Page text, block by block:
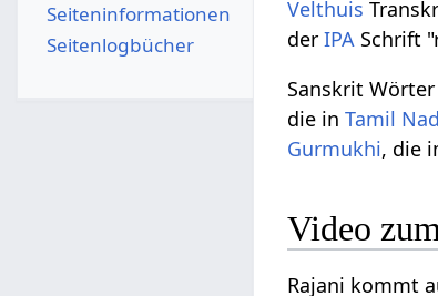
Velthuis
derIPA Schrift
Sanskrit
die inTamil
Gurmukhi, die
Video
Rajani kommt
Seiten­­informationen
Seitenlogbücher